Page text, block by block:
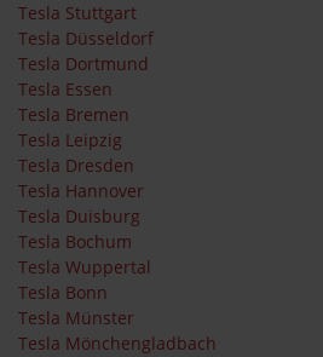
Tesla Stuttgart
Tesla Düsseldorf
Tesla Dortmund
Tesla Essen
Tesla Bremen
Tesla Leipzig
Tesla Dresden
Tesla Hannover
Tesla Duisburg
Tesla Bochum
Tesla Wuppertal
Tesla Bonn
Tesla Münster
Tesla Mönchengladbach